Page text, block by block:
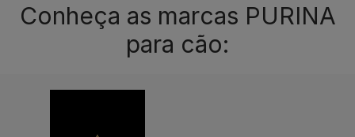
Conheça as marcas PURINA
para cão: